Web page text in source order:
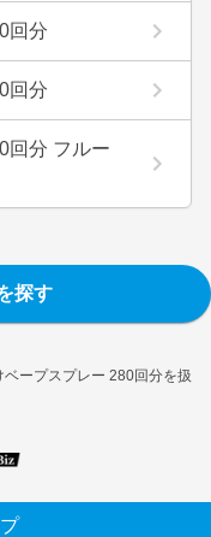
ベープスプレー 280回分を扱う
回分
回分
回分 フルー
探す